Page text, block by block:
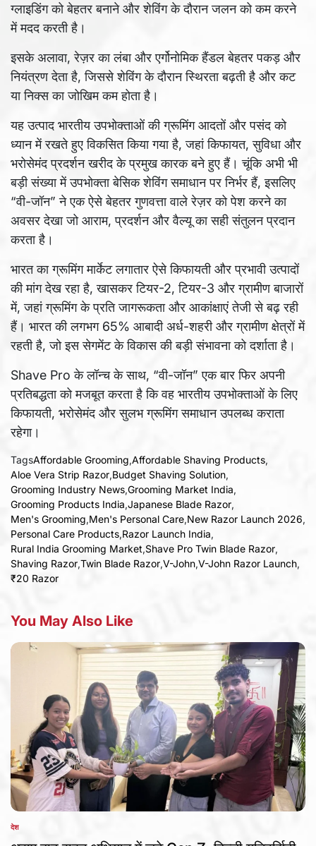
ग्लाइडिंग को बेहतर बनाने और शेविंग के दौरान जलन को कम करने
में मदद करती है।
इसके अलावा, रेज़र का लंबा और एर्गोनोमिक हैंडल बेहतर पकड़ और
नियंत्रण देता है, जिससे शेविंग के दौरान स्थिरता बढ़ती है और कट
या निक्स का जोखिम कम होता है।
यह उत्पाद भारतीय उपभोक्ताओं की ग्रूमिंग आदतों और पसंद को
ध्यान में रखते हुए विकसित किया गया है, जहां किफायत, सुविधा और
भरोसेमंद प्रदर्शन खरीद के प्रमुख कारक बने हुए हैं। चूंकि अभी भी
बड़ी संख्या में उपभोक्ता बेसिक शेविंग समाधान पर निर्भर हैं, इसलिए
“वी-जॉन” ने एक ऐसे बेहतर गुणवत्ता वाले रेज़र को पेश करने का
अवसर देखा जो आराम, प्रदर्शन और वैल्यू का सही संतुलन प्रदान
करता है।
भारत का ग्रूमिंग मार्केट लगातार ऐसे किफायती और प्रभावी उत्पादों
की मांग देख रहा है, खासकर टियर-2, टियर-3 और ग्रामीण बाजारों
में, जहां ग्रूमिंग के प्रति जागरूकता और आकांक्षाएं तेजी से बढ़ रही
हैं। भारत की लगभग 65% आबादी अर्ध-शहरी और ग्रामीण क्षेत्रों में
रहती है, जो इस सेगमेंट के विकास की बड़ी संभावना को दर्शाता है।
Shave Pro के लॉन्च के साथ, “वी-जॉन” एक बार फिर अपनी
प्रतिबद्धता को मजबूत करता है कि वह भारतीय उपभोक्ताओं के लिए
किफायती, भरोसेमंद और सुलभ ग्रूमिंग समाधान उपलब्ध कराता
रहेगा।
TagsAffordable Grooming,Affordable Shaving Products,
Aloe Vera Strip Razor,Budget Shaving Solution,
Grooming Industry News,Grooming Market India,
Grooming Products India,Japanese Blade Razor,
Men's Grooming,Men's Personal Care,New Razor Launch 2026,
Personal Care Products,Razor Launch India,
Rural India Grooming Market,Shave Pro Twin Blade Razor,
Shaving Razor,Twin Blade Razor,V-John,V-John Razor Launch,
₹20 Razor
You May Also Like
POSTED
देश